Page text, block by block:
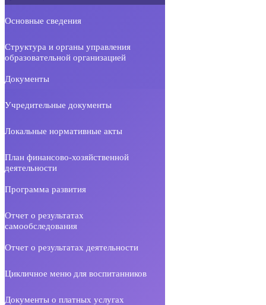
Основные сведения
Структура и органы управления
образовательной организацией
Документы
Учредительные документы
Локальные нормативные акты
План финансово-хозяйственной
деятельности
Программа развития
Отчет о результатах
самообследования
Отчет о результатах деятельности
Цикличное меню для воспитанников
Документы о платных услугах